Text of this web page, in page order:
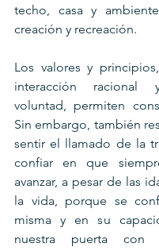
techo, casa y
creación y recreación.
Los valores y
interacción
voluntad, permiten
Sin embargo, también
sentir el llamado de la
confiar en que
avanzar, a pesar de las
la vida, porque se
misma y en su
nuestra puerta con